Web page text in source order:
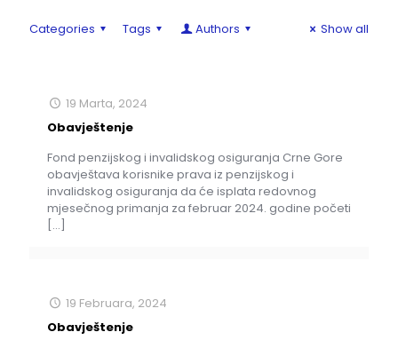
Categories Tags Authors Show all
19 Marta, 2024
Obavještenje
Fond penzijskog i invalidskog osiguranja Crne Gore
obavještava korisnike prava iz penzijskog i
invalidskog osiguranja da će isplata redovnog
mjesečnog primanja za februar 2024. godine početi
[…]
19 Februara, 2024
Obavještenje